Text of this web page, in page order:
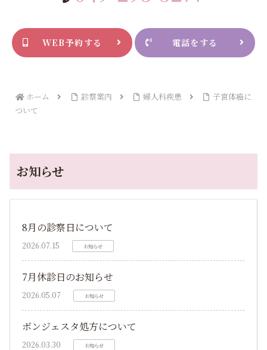
WEB予約する 電話をする
ホーム 診察案内 婦人科疾患
子宮体癌に
ついて
お知らせ
8月の診察日について
2026.07.15 お知らせ
7月休診日のお知らせ
2026.05.07 お知らせ
ボンジェスタ処方について
2026.03.30 お知らせ